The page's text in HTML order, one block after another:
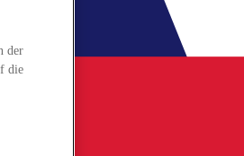
der
die